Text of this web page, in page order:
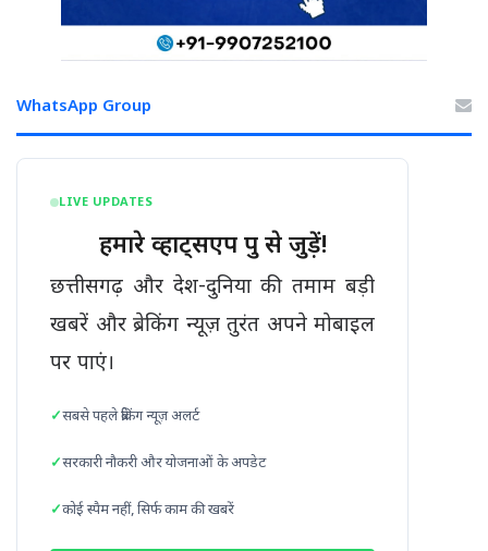
WhatsApp Group
LIVE UPDATES
हमारे व्हाट्सएप ग्रुप से जुड़ें!
छत्तीसगढ़ और देश-दुनिया की तमाम बड़ी
खबरें और ब्रेकिंग न्यूज़ तुरंत अपने मोबाइल
पर पाएं।
सबसे पहले ब्रेकिंग न्यूज़ अलर्ट
सरकारी नौकरी और योजनाओं के अपडेट
कोई स्पैम नहीं, सिर्फ काम की खबरें